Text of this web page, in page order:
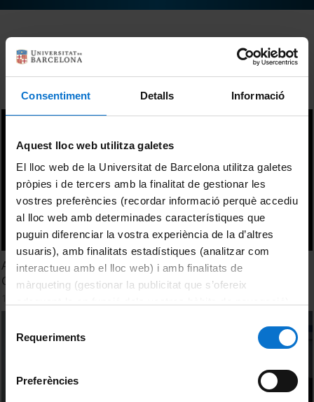
Consentiment Detalls Informació
Aquest lloc web utilitza galetes
El lloc web de la Universitat de Barcelona utilitza galetes
pròpies i de tercers amb la finalitat de gestionar les
vostres preferències (recordar informació perquè accediu
al lloc web amb determinades característiques que
puguin diferenciar la vostra experiència de la d’altres
usuaris), amb finalitats estadístiques (analitzar com
interactueu amb el lloc web) i amb finalitats de
màrqueting (gestionar la publicitat que s’ofereix
consultar laPolítica de galetes del lloc web de la
Requeriments
Preferències
Ordenar
Assessment of GPM- IMERG precipitation products over
Catalonia. Eric Peinó Calero